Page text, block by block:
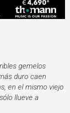
gemelos
duro caen
en el mismo viejo
llueve a